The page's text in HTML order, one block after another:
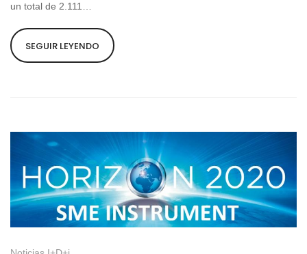
un total de 2.111…
SEGUIR LEYENDO